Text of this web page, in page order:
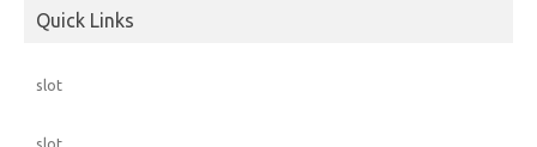
Quick Links
slot
slot